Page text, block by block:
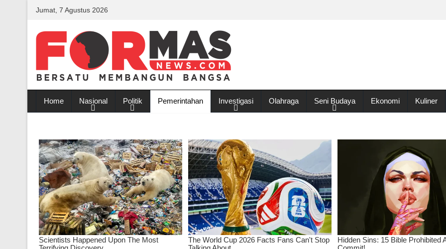
Jumat, 7 Agustus 2026
Home Nasional Politik Pemerintahan Investigasi Olahraga Seni Budaya Ekonomi Kuliner